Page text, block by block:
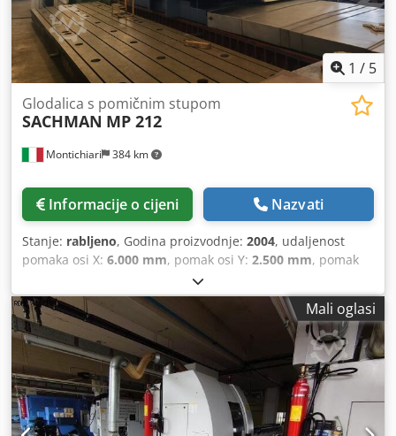
1 / 5
Montichiari 384 km
Glodalica s pomičnim stupom
SACHMAN MP 212
Informacije o cijeni Nazvati
Stanje: rabljeno, Godina proizvodnje: 2004, udaljenost
pomaka osi X: 6.000 mm, pomak osi Y: 2.500 mm, pomak
, CNC HEIDENHAIN iTNC 530 Dedpfx
Acoxhqivegsck HOD OSI X 6000 MM HOD OSI Y 1400 MM
HOD OSI Z (VERTIKALNO) 2500 MM PRIHVAT VRETENA ISO
50 DIN 69871-B50 OKRETANJE VRETENA 5000 O/min SNAGA
MOTORA S1 37 KW - S6 56 KW AUTOMATSKA INDEKSIRANA
GLAVA 1° X 2,5° MJENJAČ ALATA 40 POZICIJA UNUTARNJE I
VANJSKO HLAĐENJE TRANSPORTER STRUGOTINE
PRIHVATNA PLOČA 8000 X 2000 MM PERIMETRALNE
ZAŠTITE
Mali oglasi